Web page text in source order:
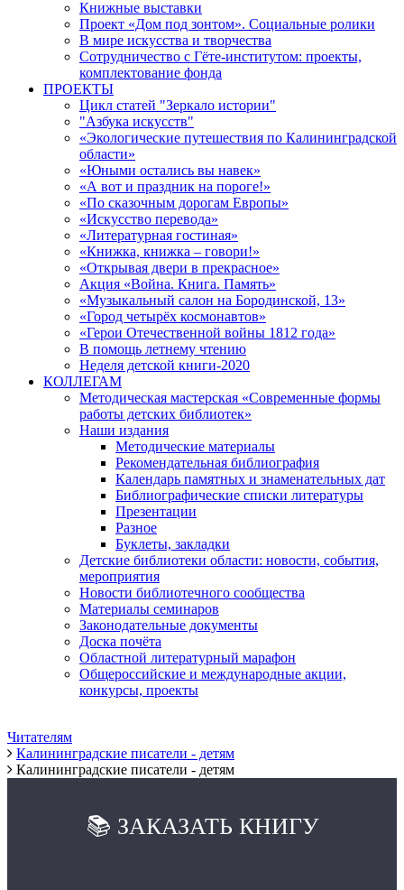
Книжные выставки
Проект «Дом под зонтом». Социальные ролики
В мире искусства и творчества
Сотрудничество с Гёте-институтом: проекты,
комплектование фонда
ПРОЕКТЫ
Цикл статей "Зеркало истории"
"Азбука искусств"
«Экологические путешествия по Калининградской
области»
«Юными остались вы навек»
«А вот и праздник на пороге!»
«По сказочным дорогам Европы»
«Искусство перевода»
«Литературная гостиная»
«Книжка, книжка – говори!»
«Открывая двери в прекрасное»
Акция «Война. Книга. Память»
«Музыкальный салон на Бородинской, 13»
«Город четырёх космонавтов»
«Герои Отечественной войны 1812 года»
В помощь летнему чтению
Неделя детской книги-2020
КОЛЛЕГАМ
Методическая мастерская «Современные формы
работы детских библиотек»
Наши издания
Методические материалы
Рекомендательная библиография
Календарь памятных и знаменательных дат
Библиографические списки литературы
Презентации
Разное
Буклеты, закладки
Детские библиотеки области: новости, события,
мероприятия
Новости библиотечного сообщества
Материалы семинаров
Законодательные документы
Доска почёта
Областной литературный марафон
Общероссийские и международные акции,
конкурсы, проекты
Читателям
Калининградские писатели - детям
Калининградские писатели - детям
📚 ЗАКАЗАТЬ КНИГУ